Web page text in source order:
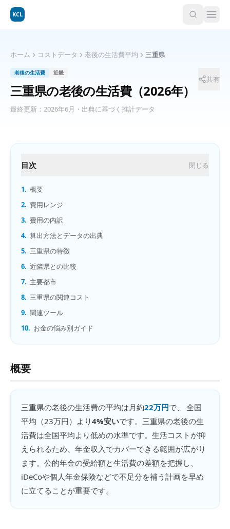
KCL
ホーム コストデータ 老後の生活費平均 三重県
老後の生活費 近畿
三重県の老後の生活費（2026年）
最終更新： 2026年6月 ・出典に基づく推計データ
共有
目次 閉じる
1. 概要
2. 費用レンジ
3. 費用の内訳
4. 算出方法とデータの出典
5. 三重県の特徴
6. 近隣県との比較
7. 主要都市
8. 三重県の関連コスト
9. 関連ツール
10. お金の悩み別ガイド
概要
三重県の老後の生活費の平均は月約22万円で、 全国
平均（23万円）より4%安いです。 三重県の老後の生
活費は全国平均より低めの水準です。生活コストが抑
えられるため、年金収入でカバーできる範囲が広がり
ます。公的年金の受給額と生活費の差額を把握し、
iDeCoや個人年金保険などで不足分を補う計画を早め
に立てることが重要です。